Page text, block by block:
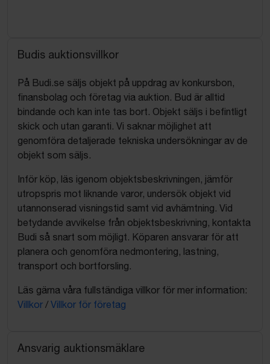
Budis auktionsvillkor
På Budi.se säljs objekt på uppdrag av konkursbon,
finansbolag och företag via auktion. Bud är alltid
bindande och kan inte tas bort. Objekt säljs i befintligt
skick och utan garanti. Vi saknar möjlighet att
genomföra detaljerade tekniska undersökningar av de
objekt som säljs.
Inför köp, läs igenom objektsbeskrivningen, jämför
utropspris mot liknande varor, undersök objekt vid
utannonserad visningstid samt vid avhämtning. Vid
betydande avvikelse från objektsbeskrivning, kontakta
Budi så snart som möjligt. Köparen ansvarar för att
planera och genomföra nedmontering, lastning,
transport och bortforsling.
Läs gärna våra fullständiga villkor för mer information:
Villkor / Villkor för företag
Ansvarig auktionsmäklare